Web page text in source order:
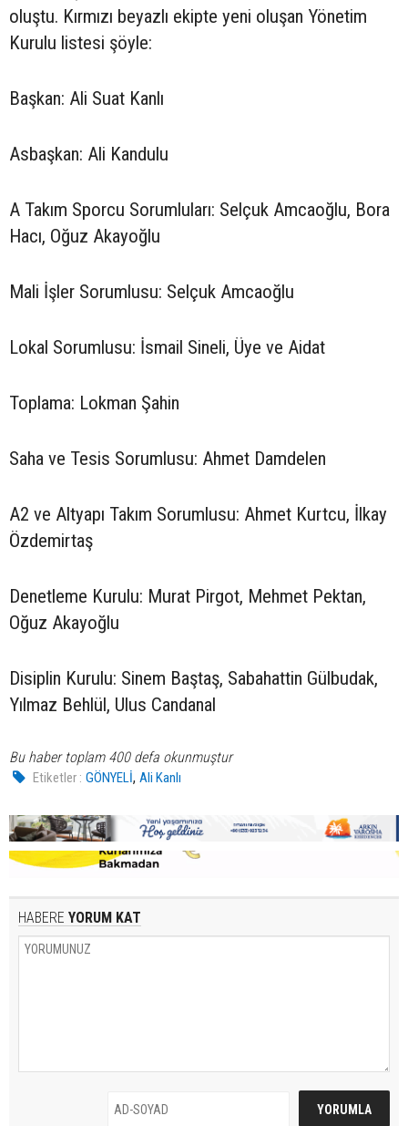
oluştu. Kırmızı beyazlı ekipte yeni oluşan Yönetim
Kurulu listesi şöyle:
Başkan: Ali Suat Kanlı
Asbaşkan: Ali Kandulu
A Takım Sporcu Sorumluları: Selçuk Amcaoğlu, Bora
Hacı, Oğuz Akayoğlu
Mali İşler Sorumlusu: Selçuk Amcaoğlu
Lokal Sorumlusu: İsmail Sineli, Üye ve Aidat
Toplama: Lokman Şahin
Saha ve Tesis Sorumlusu: Ahmet Damdelen
A2 ve Altyapı Takım Sorumlusu: Ahmet Kurtcu, İlkay
Özdemirtaş
Denetleme Kurulu: Murat Pirgot, Mehmet Pektan,
Oğuz Akayoğlu
Disiplin Kurulu: Sinem Baştaş, Sabahattin Gülbudak,
Yılmaz Behlül, Ulus Candanal
Bu haber toplam 400 defa okunmuştur
Etiketler : GÖNYELİ,Ali Kanlı
HABERE YORUM KAT